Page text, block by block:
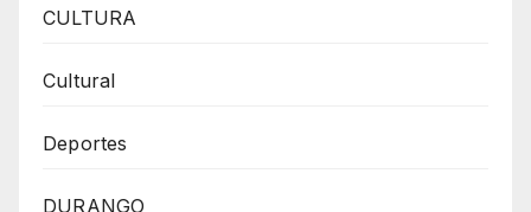
CULTURA
Cultural
Deportes
DURANGO